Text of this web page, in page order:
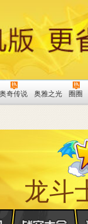
奥奇传说 奥雅之光 圈圈
龙斗